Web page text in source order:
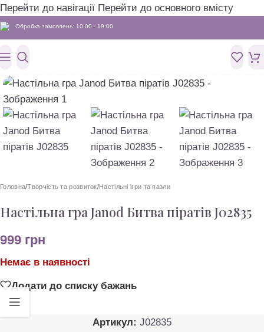
Перейти до навігації Перейти до основного вмісту
Обробка замовлень: 10:00 - 19:00
Головна/Творчість та розвиток/Настільні ігри та пазли
Настільна гра Janod Битва піратів J02835
999 грн
Немає в наявності
Додати до списку бажань
Артикул: J02835